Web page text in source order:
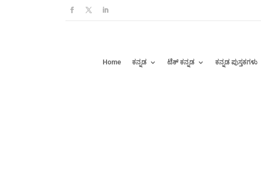
Home ಕನ್ನಡ ಟೆಕ್ ಕನ್ನಡ ಕನ್ನಡ ಪುಸ್ತಕಗಳು